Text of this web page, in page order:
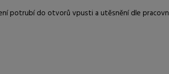
potrubí do otvorů vpusti a utěsnění dle